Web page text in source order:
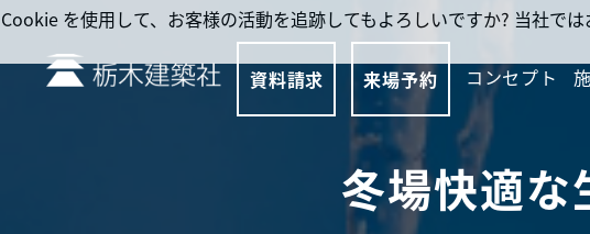
資料請求 来場予約 コンセプト
冬場快適な
Cookie を使用して、お客様の活動を追跡してもよろしいですか? 当社で